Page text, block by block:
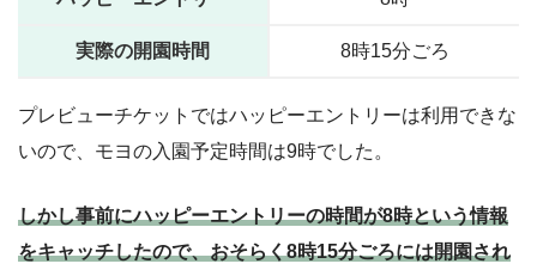
実際の開園時間 8時15分ごろ
プレビューチケットではハッピーエントリーは利用できな
いので、モヨの入園予定時間は9時でした。
しかし事前にハッピーエントリーの時間が8時という情報
をキャッチしたので、おそらく8時15分ごろには開園され